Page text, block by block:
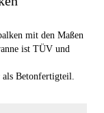
mit den Maßen
ist TÜV und
Betonfertigteil.